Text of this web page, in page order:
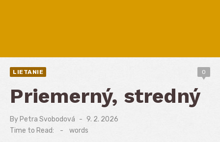
LIETANIE 0
Priemerný, stredný
By Petra Svobodová
Posted
on
9. 2. 2026
Time to Read:
- words